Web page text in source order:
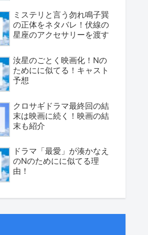
ミステリと言う勿れ鳴子巽
の正体をネタバレ！伏線の
星座のアクセサリーを渡す
汝星のごとく映画化！Nの
ためにに似てる！キャスト
予想
クロサギドラマ最終回の結
末は映画に続く！映画の結
末も紹介
ドラマ「最愛」が湊かなえ
のNのためにに似てる理
由！